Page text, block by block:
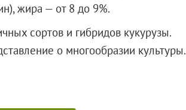
жира — от 8 до 9%.
сортов и гибридов кукурузы.
о многообразии культуры.